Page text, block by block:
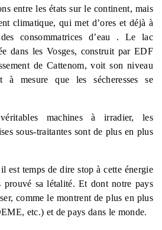
entre les états sur le continent, mais
climatique, qui met d’ores et déjà à
consommatrices d’eau . Le lac
dans les Vosges, construit par EDF
de Cattenom, voit son niveau
à mesure que les sécheresses se
machines à irradier, les
sous-traitantes sont de plus en plus
est temps de dire stop à cette énergie
prouvé sa létalité. Et dont notre pays
comme le montrent de plus en plus
etc.) et de pays dans le monde.